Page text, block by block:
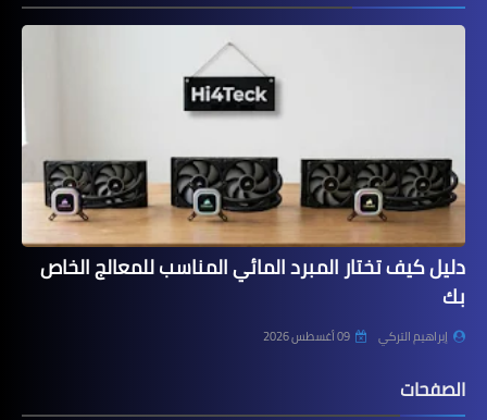
دليل كيف تختار المبرد المائي المناسب للمعالج الخاص
بك
إبراهيم التركي 09 أغسطس 2026
الصفحات